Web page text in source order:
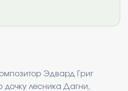
Эдвард Григ
дочку лесника Дагни,